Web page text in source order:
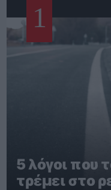
1
5 λόγοι που
τρέμει στο